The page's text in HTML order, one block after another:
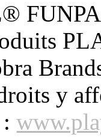
y
: